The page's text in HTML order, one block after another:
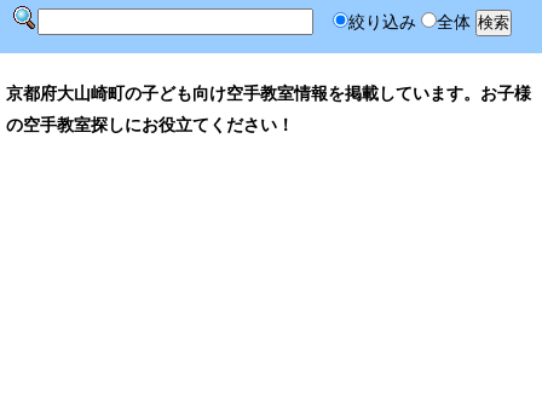
絞り込み 全体
京都府大山崎町の子ども向け空手教室情報を掲載しています。お子様
の空手教室探しにお役立てください！